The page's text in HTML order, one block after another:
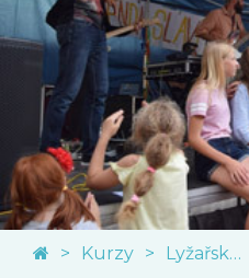
Kurzy Lyžařský kurz